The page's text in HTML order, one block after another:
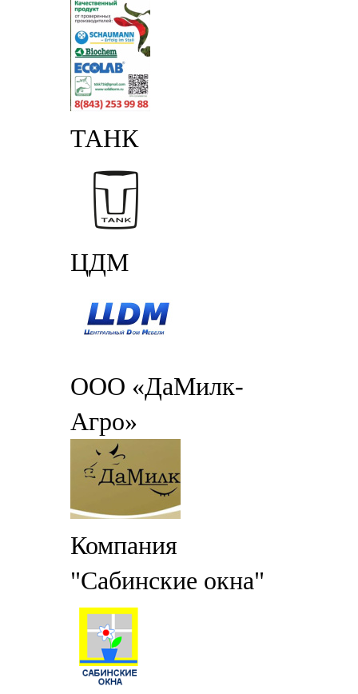
ТАНК
ЦДМ
ООО «ДаМилк-
Агро»
Компания
"Сабинские окна"